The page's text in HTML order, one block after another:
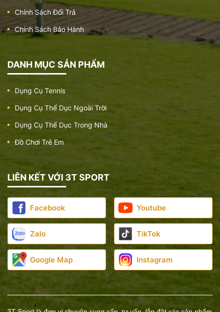
Dụng cụ đi bộ trên không đôi
Giá: 10.500.000 đ
Giá:
Dụng cụ đạp chân 2 người
8.000.000 đ
Chính Sách Đổi Trả
Chính Sách Bảo Hành
DANH MỤC SẢN PHẨM
Dụng Cụ Tennis
Dụng Cụ Thể Dục Ngoài Trời
Dụng Cụ Thể Dục Trong Nhà
Đồ Chơi Trẻ Em
LIÊN KẾT VỚI 3T SPORT
Facebook Youtube
Zalo TikTok
Google Map Instagram